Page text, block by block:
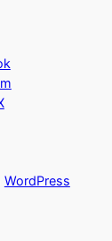
WordPress